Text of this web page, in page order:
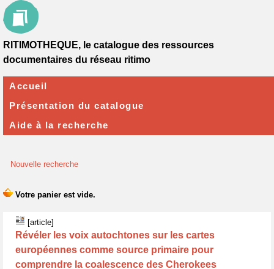
Nouvelle recherche
[article]
Révéler les voix autochtones sur les cartes
européennes comme source primaire pour
comprendre la coalescence des Cherokees
RITIMOTHEQUE, le catalogue des ressources
documentaires du réseau ritimo
Accueil
Présentation du catalogue
Aide à la recherche